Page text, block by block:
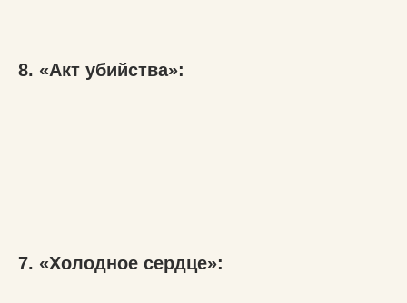
8. «Акт убийства»:
7. «Холодное сердце»: